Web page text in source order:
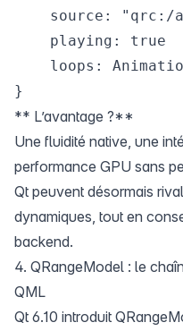
source: "qrc:/
    playing: true
loops:
** L’avantage ?**
Une fluidité native, une
performance GPU sans
Qt peuvent désormais
dynamiques, tout en
backend.
4. QRangeModel : le
QML
Qt 6.10 introduit